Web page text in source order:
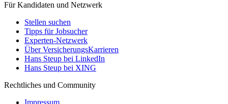
Für Kandidaten und Netzwerk
Stellen suchen
Tipps für Jobsucher
Experten-Netzwerk
Über VersicherungsKarrieren
Hans Steup bei LinkedIn
Hans Steup bei XING
Rechtliches und Community